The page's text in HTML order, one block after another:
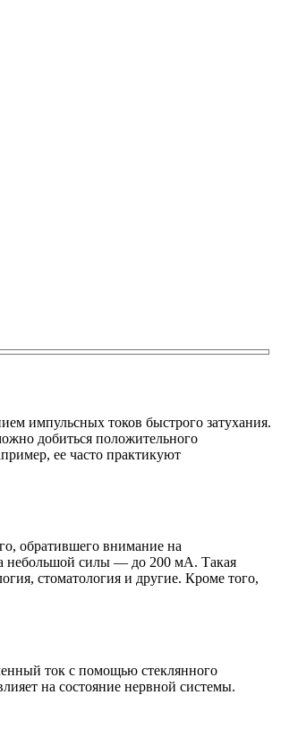
импульсных токов быстрого затухания.
добиться положительного
ее часто практикуют
обратившего внимание на
небольшой силы — дo 200 мА. Такая
стоматология и другие. Кроме того,
ток с помощью стеклянного
на состояние нервной системы.